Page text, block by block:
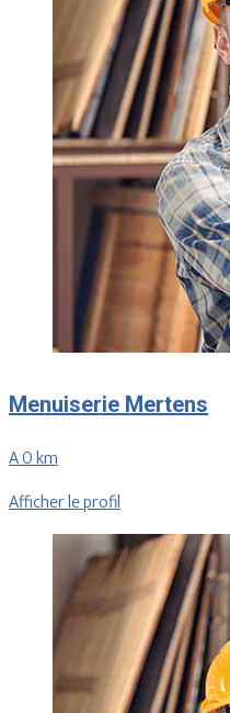
Menuiserie Mertens
A 0 km
Afficher le profil